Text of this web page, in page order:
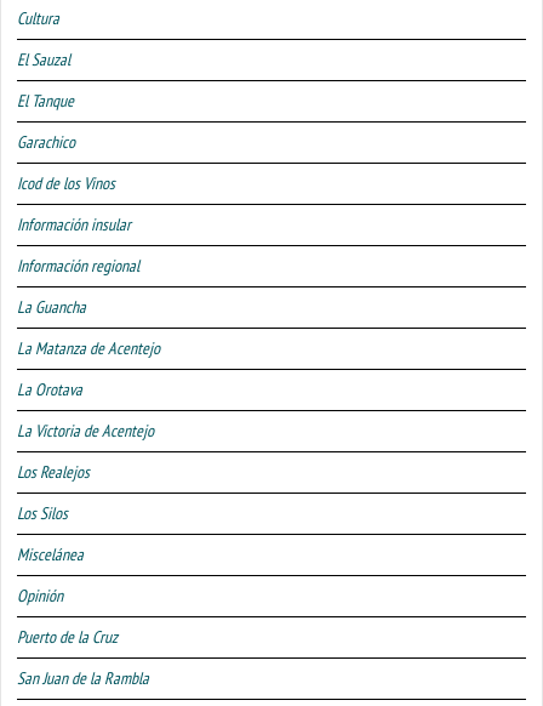
Cultura
El Sauzal
El Tanque
Garachico
Icod de los Vinos
Información insular
Información regional
La Guancha
La Matanza de Acentejo
La Orotava
La Victoria de Acentejo
Los Realejos
Los Silos
Miscelánea
Opinión
Puerto de la Cruz
San Juan de la Rambla